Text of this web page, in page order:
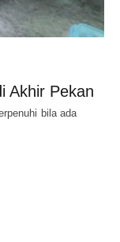
Akhir Pekan
bila ada